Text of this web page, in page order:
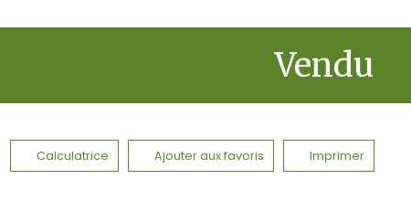
Vendu
Calculatrice Ajouter aux favoris Imprimer